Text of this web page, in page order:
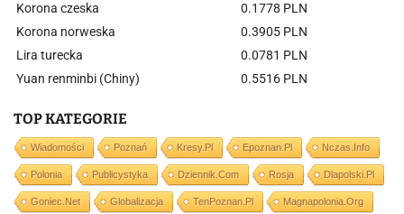
Korona czeska
0.1778 PLN
Korona norweska
0.3905 PLN
Lira turecka
0.0781 PLN
Yuan renminbi (Chiny)
0.5516 PLN
TOP KATEGORIE
Wiadomości Poznań Kresy.pl Epoznan.pl Nczas.info
Polonia Publicystyka Dziennik.com Rosja Dlapolski.pl
Goniec.net Globalizacja TenPoznan.pl Magnapolonia.org